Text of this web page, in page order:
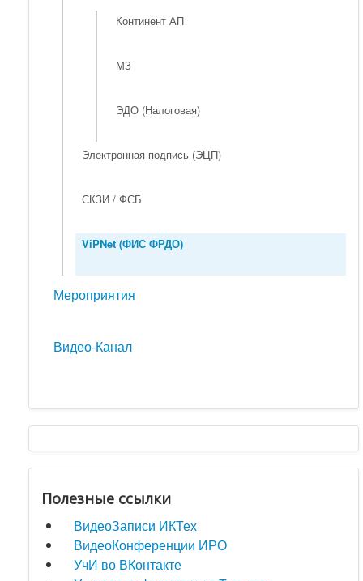
Континент АП
МЗ
ЭДО (Налоговая)
Электронная подпись (ЭЦП)
СКЗИ / ФСБ
ViPNet (ФИС ФРДО)
Мероприятия
Видео-Канал
Полезные ссылки
ВидеоЗаписи ИКТех
ВидеоКонференции ИРО
УчИ во ВКонтакте